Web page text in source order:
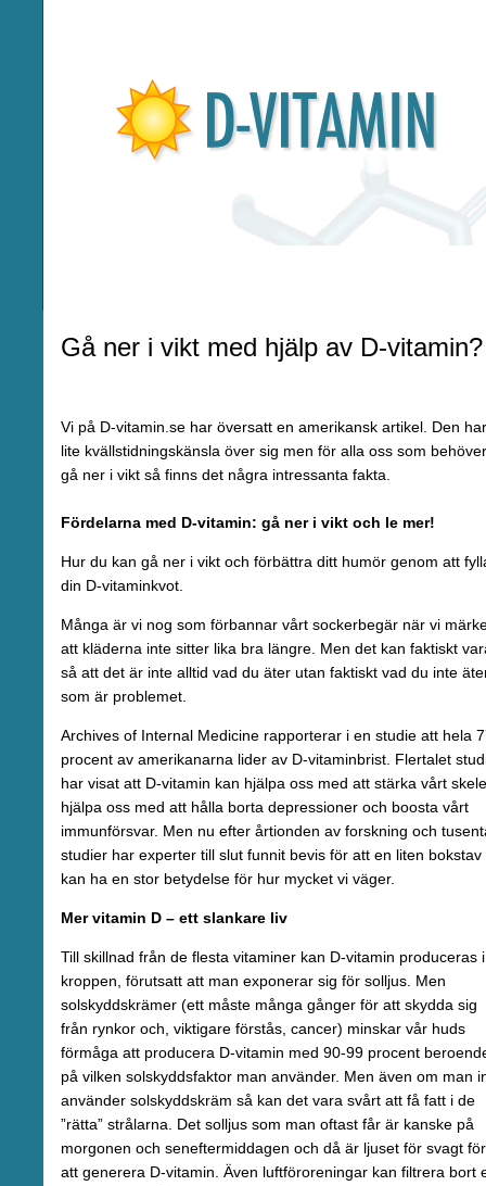
Gå ner i vikt med hjälp av D-vitamin?
Vi på D-vitamin.se har översatt en amerikansk artikel. Den har
lite kvällstidningskänsla över sig men för alla oss som behöver
gå ner i vikt så finns det några intressanta fakta.
Fördelarna med D-vitamin: gå ner i vikt och le mer!
Hur du kan gå ner i vikt och förbättra ditt humör genom att
din D-vitaminkvot.
Många är vi nog som förbannar vårt sockerbegär när vi
att kläderna inte sitter lika bra längre. Men det kan faktiskt
så att det är inte alltid vad du äter utan faktiskt vad du inte
som är problemet.
Archives of Internal Medicine rapporterar i en studie att hela
procent av amerikanarna lider av D-vitaminbrist. Flertalet
har visat att D-vitamin kan hjälpa oss med att stärka vårt
hjälpa oss med att hålla borta depressioner och boosta vårt
immunförsvar. Men nu efter årtionden av forskning och
studier har experter till slut funnit bevis för att en liten bokstav
kan ha en stor betydelse för hur mycket vi väger.
Mer vitamin D – ett slankare liv
Till skillnad från de flesta vitaminer kan D-vitamin produceras i
kroppen, förutsatt att man exponerar sig för solljus. Men
solskyddskrämer (ett måste många gånger för att skydda sig
från rynkor och, viktigare förstås, cancer) minskar vår huds
förmåga att producera D-vitamin med 90-99 procent
på vilken solskyddsfaktor man använder. Men även om man
använder solskyddskräm så kan det vara svårt att få fatt i de
”rätta” strålarna. Det solljus som man oftast får är kanske på
morgonen och seneftermiddagen och då är ljuset för svagt för
att generera D-vitamin. Även luftföroreningar kan filtrera bort